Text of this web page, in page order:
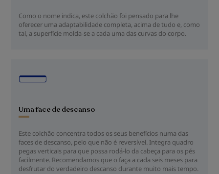
Como o nome indica, este colchão foi pensado para lhe
oferecer uma adaptabilidade completa, acima de tudo e, como
tal, a superfície molda-se a cada uma das curvas do corpo.
Uma face de descanso
Este colchão concentra todos os seus benefícios numa das
faces de descanso, pelo que não é reversível. Integra quadro
pegas verticais para que possa rodá-lo da cabeça para os pés
facilmente. Recomendamos que o faça a cada seis meses para
desfrutar do verdadeiro descanso durante muito mais tempo.